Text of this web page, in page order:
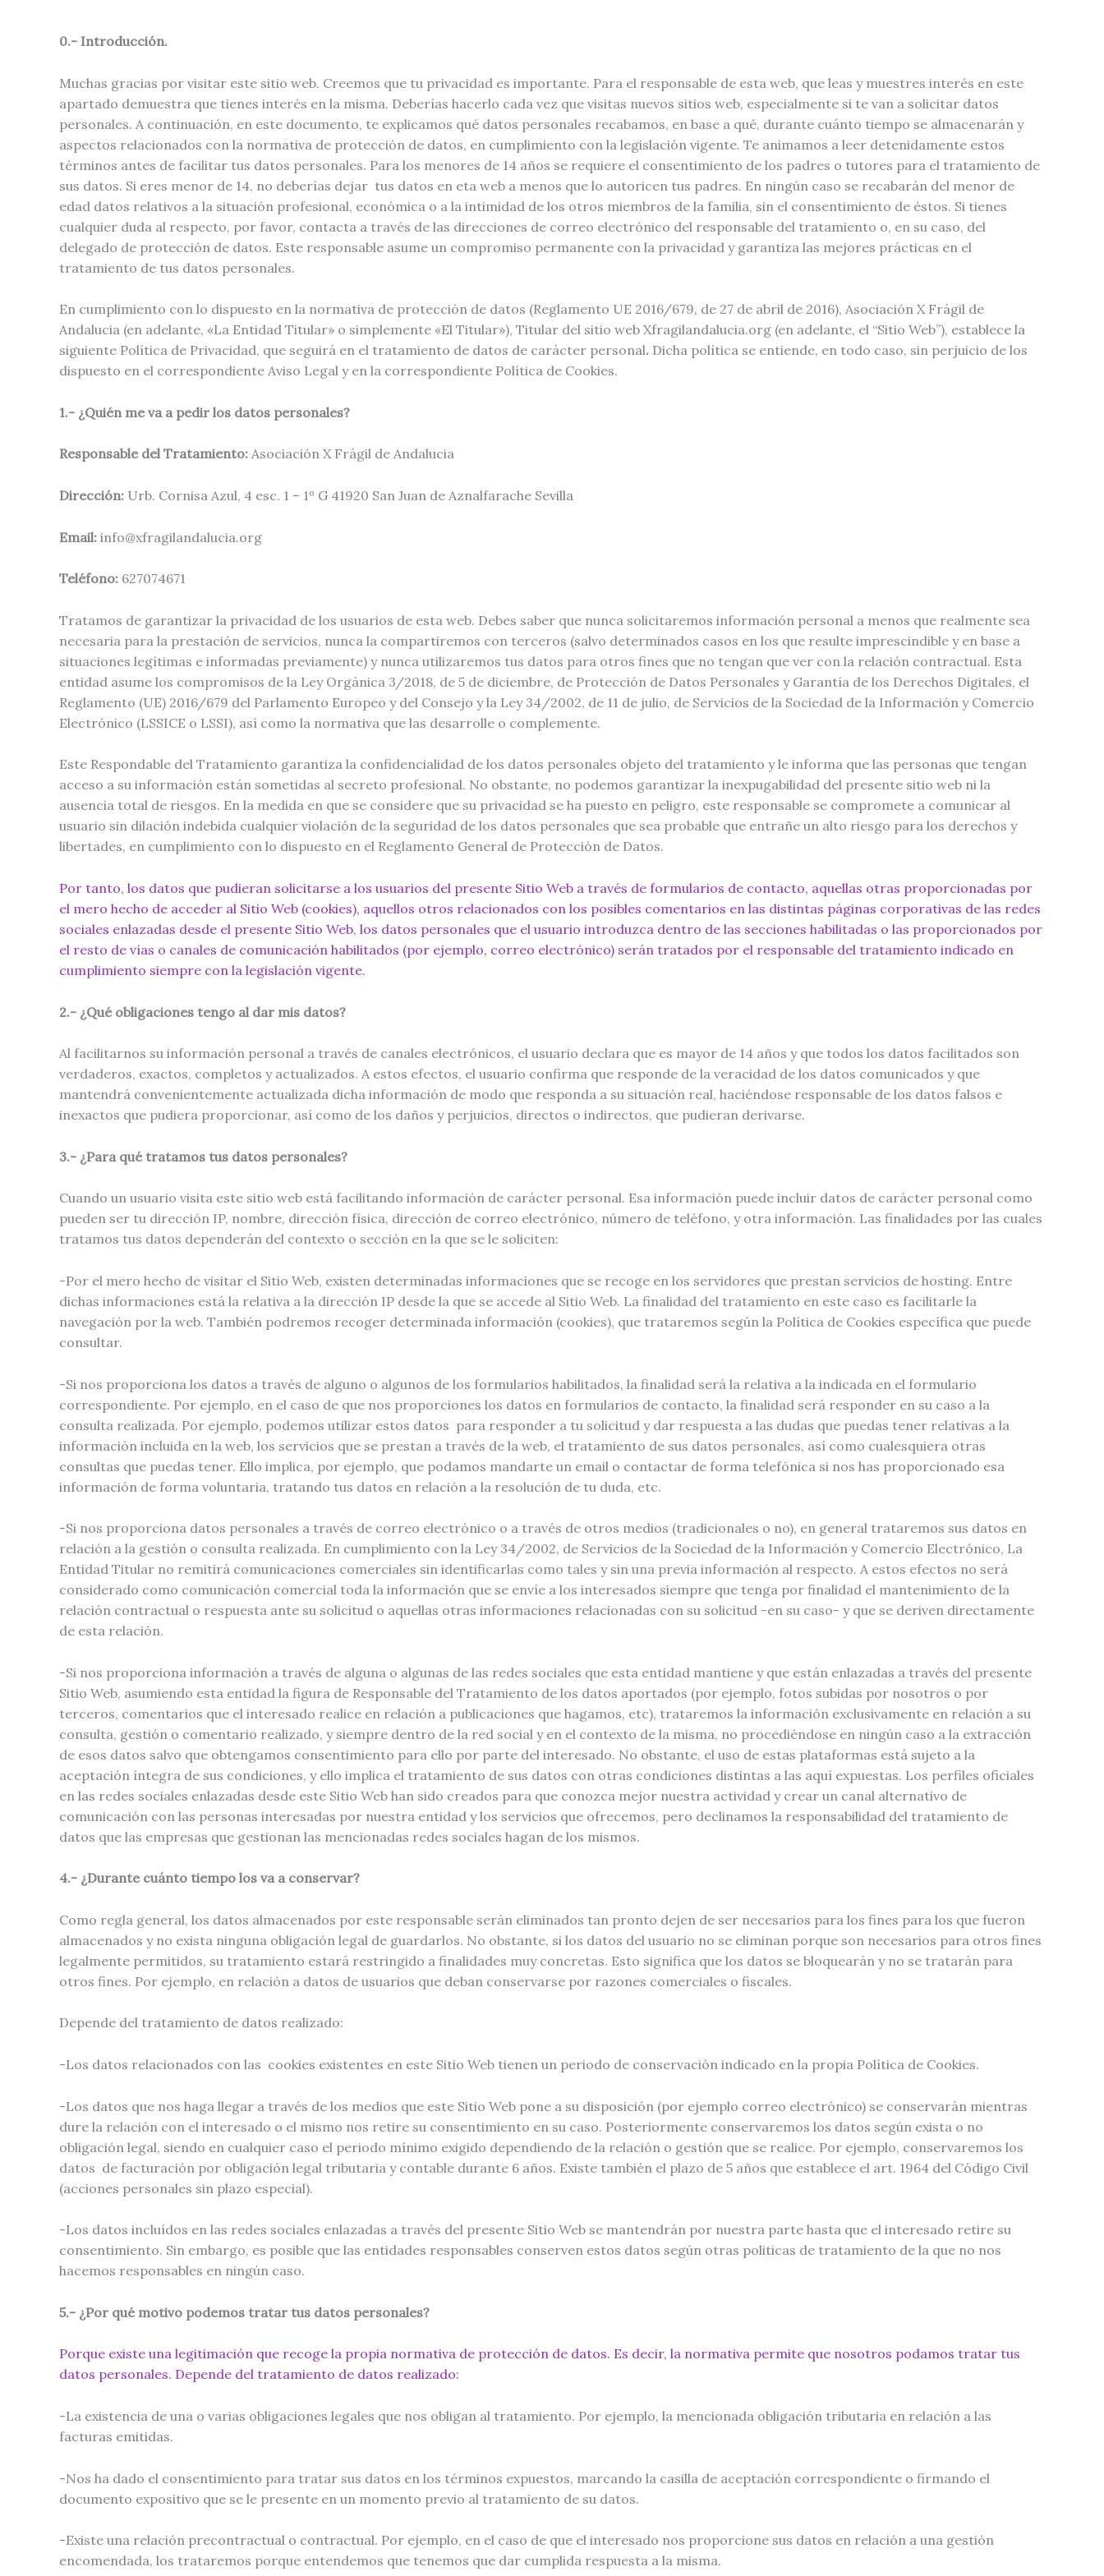
0.- Introducción.
Muchas gracias por visitar este sitio web. Creemos que tu privacidad es importante. Para el responsable de esta web, que leas y muestres interés en este
apartado demuestra que tienes interés en la misma. Deberías hacerlo cada vez que visitas nuevos sitios web, especialmente si te van a solicitar datos
personales. A continuación, en este documento, te explicamos qué datos personales recabamos, en base a qué, durante cuánto tiempo se almacenarán y
aspectos relacionados con la normativa de protección de datos, en cumplimiento con la legislación vigente. Te animamos a leer detenidamente estos
términos antes de facilitar tus datos personales. Para los menores de 14 años se requiere el consentimiento de los padres o tutores para el tratamiento de
sus datos. Si eres menor de 14, no deberías dejar tus datos en eta web a menos que lo autoricen tus padres. En ningún caso se recabarán del menor de
edad datos relativos a la situación profesional, económica o a la intimidad de los otros miembros de la familia, sin el consentimiento de éstos. Si tienes
cualquier duda al respecto, por favor, contacta a través de las direcciones de correo electrónico del responsable del tratamiento o, en su caso, del
delegado de protección de datos. Este responsable asume un compromiso permanente con la privacidad y garantiza las mejores prácticas en el
tratamiento de tus datos personales.
En cumplimiento con lo dispuesto en la normativa de protección de datos (Reglamento UE 2016/679, de 27 de abril de 2016), Asociación X Frágil de
Andalucia (en adelante, «La Entidad Titular» o simplemente «El Titular»), Titular del sitio web Xfragilandalucia.org (en adelante, el “Sitio Web”), establece la
siguiente Política de Privacidad, que seguirá en el tratamiento de datos de carácter personal. Dicha política se entiende, en todo caso, sin perjuicio de los
dispuesto en el correspondiente Aviso Legal y en la correspondiente Política de Cookies.
1.- ¿Quién me va a pedir los datos personales?
Responsable del Tratamiento: Asociación X Frágil de Andalucia
Dirección: Urb. Cornisa Azul, 4 esc. 1 – 1º G 41920 San Juan de Aznalfarache Sevilla
Email: info@xfragilandalucia.org
Teléfono: 627074671
Tratamos de garantizar la privacidad de los usuarios de esta web. Debes saber que nunca solicitaremos información personal a menos que realmente sea
necesaria para la prestación de servicios, nunca la compartiremos con terceros (salvo determinados casos en los que resulte imprescindible y en base a
situaciones legítimas e informadas previamente) y nunca utilizaremos tus datos para otros fines que no tengan que ver con la relación contractual. Esta
entidad asume los compromisos de la Ley Orgánica 3/2018, de 5 de diciembre, de Protección de Datos Personales y Garantía de los Derechos Digitales, el
Reglamento (UE) 2016/679 del Parlamento Europeo y del Consejo y la Ley 34/2002, de 11 de julio, de Servicios de la Sociedad de la Información y Comercio
Electrónico (LSSICE o LSSI), así como la normativa que las desarrolle o complemente.
Este Respondable del Tratamiento garantiza la confidencialidad de los datos personales objeto del tratamiento y le informa que las personas que tengan
acceso a su información están sometidas al secreto profesional. No obstante, no podemos garantizar la inexpugabilidad del presente sitio web ni la
ausencia total de riesgos. En la medida en que se considere que su privacidad se ha puesto en peligro, este responsable se compromete a comunicar al
usuario sin dilación indebida cualquier violación de la seguridad de los datos personales que sea probable que entrañe un alto riesgo para los derechos y
libertades, en cumplimiento con lo dispuesto en el Reglamento General de Protección de Datos.
Por tanto, los datos que pudieran solicitarse a los usuarios del presente Sitio Web a través de formularios de contacto, aquellas otras proporcionadas por
el mero hecho de acceder al Sitio Web (cookies), aquellos otros relacionados con los posibles comentarios en las distintas páginas corporativas de las redes
sociales enlazadas desde el presente Sitio Web, los datos personales que el usuario introduzca dentro de las secciones habilitadas o las proporcionados por
el resto de vías o canales de comunicación habilitados (por ejemplo, correo electrónico) serán tratados por el responsable del tratamiento indicado en
cumplimiento siempre con la legislación vigente.
2.- ¿Qué obligaciones tengo al dar mis datos?
Al facilitarnos su información personal a través de canales electrónicos, el usuario declara que es mayor de 14 años y que todos los datos facilitados son
verdaderos, exactos, completos y actualizados. A estos efectos, el usuario confirma que responde de la veracidad de los datos comunicados y que
mantendrá convenientemente actualizada dicha información de modo que responda a su situación real, haciéndose responsable de los datos falsos e
inexactos que pudiera proporcionar, así como de los daños y perjuicios, directos o indirectos, que pudieran derivarse.
3.- ¿Para qué tratamos tus datos personales?
Cuando un usuario visita este sitio web está facilitando información de carácter personal. Esa información puede incluir datos de carácter personal como
pueden ser tu dirección IP, nombre, dirección física, dirección de correo electrónico, número de teléfono, y otra información. Las finalidades por las cuales
tratamos tus datos dependerán del contexto o sección en la que se le soliciten:
-Por el mero hecho de visitar el Sitio Web, existen determinadas informaciones que se recoge en los servidores que prestan servicios de hosting. Entre
dichas informaciones está la relativa a la dirección IP desde la que se accede al Sitio Web. La finalidad del tratamiento en este caso es facilitarle la
navegación por la web. También podremos recoger determinada información (cookies), que trataremos según la Política de Cookies específica que puede
consultar.
-Si nos proporciona los datos a través de alguno o algunos de los formularios habilitados, la finalidad será la relativa a la indicada en el formulario
correspondiente. Por ejemplo, en el caso de que nos proporciones los datos en formularios de contacto, la finalidad será responder en su caso a la
consulta realizada. Por ejemplo, podemos utilizar estos datos para responder a tu solicitud y dar respuesta a las dudas que puedas tener relativas a la
información incluida en la web, los servicios que se prestan a través de la web, el tratamiento de sus datos personales, así como cualesquiera otras
consultas que puedas tener. Ello implica, por ejemplo, que podamos mandarte un email o contactar de forma telefónica si nos has proporcionado esa
información de forma voluntaria, tratando tus datos en relación a la resolución de tu duda, etc.
-Si nos proporciona datos personales a través de correo electrónico o a través de otros medios (tradicionales o no), en general trataremos sus datos en
relación a la gestión o consulta realizada. En cumplimiento con la Ley 34/2002, de Servicios de la Sociedad de la Información y Comercio Electrónico, La
Entidad Titular no remitirá comunicaciones comerciales sin identificarlas como tales y sin una previa información al respecto. A estos efectos no será
considerado como comunicación comercial toda la información que se envíe a los interesados siempre que tenga por finalidad el mantenimiento de la
relación contractual o respuesta ante su solicitud o aquellas otras informaciones relacionadas con su solicitud -en su caso- y que se deriven directamente
de esta relación.
-Si nos proporciona información a través de alguna o algunas de las redes sociales que esta entidad mantiene y que están enlazadas a través del presente
Sitio Web, asumiendo esta entidad la figura de Responsable del Tratamiento de los datos aportados (por ejemplo, fotos subidas por nosotros o por
terceros, comentarios que el interesado realice en relación a publicaciones que hagamos, etc), trataremos la información exclusivamente en relación a su
consulta, gestión o comentario realizado, y siempre dentro de la red social y en el contexto de la misma, no procediéndose en ningún caso a la extracción
de esos datos salvo que obtengamos consentimiento para ello por parte del interesado. No obstante, el uso de estas plataformas está sujeto a la
aceptación íntegra de sus condiciones, y ello implica el tratamiento de sus datos con otras condiciones distintas a las aquí expuestas. Los perfiles oficiales
en las redes sociales enlazadas desde este Sitio Web han sido creados para que conozca mejor nuestra actividad y crear un canal alternativo de
comunicación con las personas interesadas por nuestra entidad y los servicios que ofrecemos, pero declinamos la responsabilidad del tratamiento de
datos que las empresas que gestionan las mencionadas redes sociales hagan de los mismos.
4.- ¿Durante cuánto tiempo los va a conservar?
Como regla general, los datos almacenados por este responsable serán eliminados tan pronto dejen de ser necesarios para los fines para los que fueron
almacenados y no exista ninguna obligación legal de guardarlos. No obstante, si los datos del usuario no se eliminan porque son necesarios para otros fines
legalmente permitidos, su tratamiento estará restringido a finalidades muy concretas. Esto significa que los datos se bloquearán y no se tratarán para
otros fines. Por ejemplo, en relación a datos de usuarios que deban conservarse por razones comerciales o fiscales.
Depende del tratamiento de datos realizado:
-Los datos relacionados con las cookies existentes en este Sitio Web tienen un periodo de conservación indicado en la propia Política de Cookies.
-Los datos que nos haga llegar a través de los medios que este Sitio Web pone a su disposición (por ejemplo correo electrónico) se conservarán mientras
dure la relación con el interesado o el mismo nos retire su consentimiento en su caso. Posteriormente conservaremos los datos según exista o no
obligación legal, siendo en cualquier caso el periodo mínimo exigido dependiendo de la relación o gestión que se realice. Por ejemplo, conservaremos los
datos de facturación por obligación legal tributaria y contable durante 6 años. Existe también el plazo de 5 años que establece el art. 1964 del Código Civil
(acciones personales sin plazo especial).
-Los datos incluídos en las redes sociales enlazadas a través del presente Sitio Web se mantendrán por nuestra parte hasta que el interesado retire su
consentimiento. Sin embargo, es posible que las entidades responsables conserven estos datos según otras politicas de tratamiento de la que no nos
hacemos responsables en ningún caso.
5.- ¿Por qué motivo podemos tratar tus datos personales?
Porque existe una legitimación que recoge la propia normativa de protección de datos. Es decir, la normativa permite que nosotros podamos tratar tus
datos personales. Depende del tratamiento de datos realizado:
-La existencia de una o varias obligaciones legales que nos obligan al tratamiento. Por ejemplo, la mencionada obligación tributaria en relación a las
facturas emitidas.
-Nos ha dado el consentimiento para tratar sus datos en los términos expuestos, marcando la casilla de aceptación correspondiente o firmando el
documento expositivo que se le presente en un momento previo al tratamiento de su datos.
-Existe una relación precontractual o contractual. Por ejemplo, en el caso de que el interesado nos proporcione sus datos en relación a una gestión
encomendada, los trataremos porque entendemos que tenemos que dar cumplida respuesta a la misma.